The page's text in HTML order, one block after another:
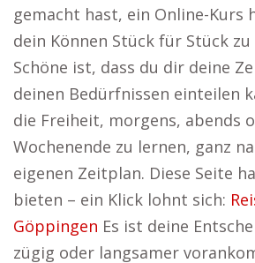
gemacht hast, ein Online-Kurs
dein Können Stück für Stück zu
Schöne ist, dass du dir deine
deinen Bedürfnissen einteilen
die Freiheit, morgens, abends
Wochenende zu lernen, ganz
eigenen Zeitplan. Diese Seite
bieten – ein Klick lohnt sich:
Göppingen Es ist deine
zügig oder langsamer